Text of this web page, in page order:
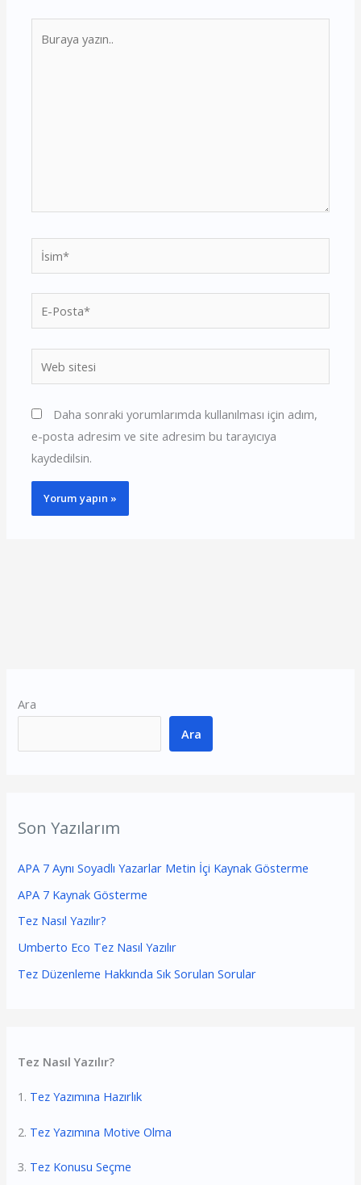
İsim*
Posta*
sitesi
Daha sonraki yorumlarımda kullanılması için adım,
e-posta adresim ve site adresim bu tarayıcıya
kaydedilsin.
Ara
Ara
Son Yazılarım
APA 7 Aynı Soyadlı Yazarlar Metin İçi Kaynak Gösterme
APA 7 Kaynak Gösterme
Tez Nasıl Yazılır?
Umberto Eco Tez Nasıl Yazılır
Tez Düzenleme Hakkında Sık Sorulan Sorular
Tez Nasıl Yazılır?
1. Tez Yazımına Hazırlık
2. Tez Yazımına Motive Olma
3. Tez Konusu Seçme